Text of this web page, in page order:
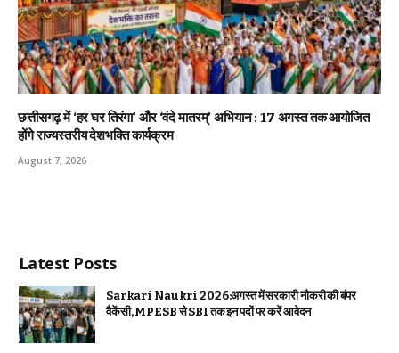
छत्तीसगढ़ में ‘हर घर तिरंगा’ और ‘वंदे मातरम्’ अभियान : 17 अगस्त तक आयोजित
होंगे राज्यस्तरीय देशभक्ति कार्यक्रम
August 7, 2026
Latest Posts
Sarkari Naukri 2026:अगस्त में सरकारी नौकरी की बंपर
वैकेंसी, MPESB से SBI तक इन पदों पर करें आवेदन